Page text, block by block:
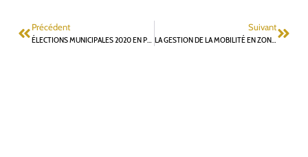
Précédent Suivant
LA GESTION DE LA MOBILITÉ EN ZONE DENSE – ENJEUX POUR NOTRE COMMUNE